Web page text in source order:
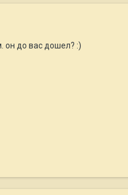
он до вас дошел? :)